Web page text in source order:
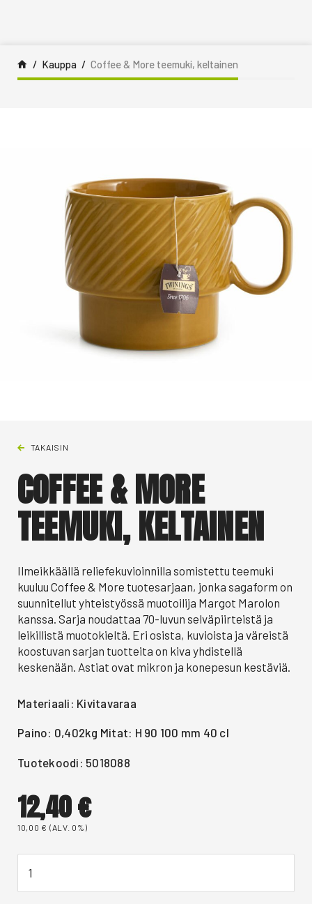
Kauppa Coffee & More teemuki, keltainen
TAKAISIN
COFFEE & MORE
TEEMUKI, KELTAINEN
Ilmeikkäällä reliefekuvioinnilla somistettu teemuki
kuuluu Coffee & More tuotesarjaan, jonka sagaform on
suunnitellut yhteistyössä muotoilija Margot Marolon
kanssa. Sarja noudattaa 70-luvun selväpiirteistä ja
leikillistä muotokieltä. Eri osista, kuvioista ja väreistä
koostuvan sarjan tuotteita on kiva yhdistellä
keskenään. Astiat ovat mikron ja konepesun kestäviä.
Materiaali: Kivitavaraa
Paino: 0,402kg Mitat: H 90 100 mm 40 cl
Tuotekoodi: 5018088
12,40€
10,00 € (ALV. 0%)